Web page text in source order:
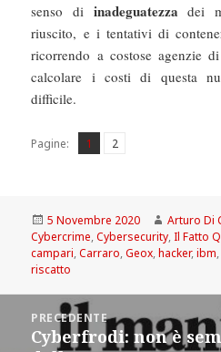
senso di inadeguatezza dei
riuscito, e i tentativi di
ricorrendo a costose agenzie
calcolare i costi di questa
difficile.
Pagine: Pagina
1 ,
Pagina
2
Scritto
il
5 Novembre 2020 Autore
Arturo Di
Cybercrime,Cybersecurity,Il Fatto
campari,Carraro,Geox,hacker,ibm
riscatto
Navigazione
articoliPRECEDENTE
Articolo
Cyberfrodi: non è